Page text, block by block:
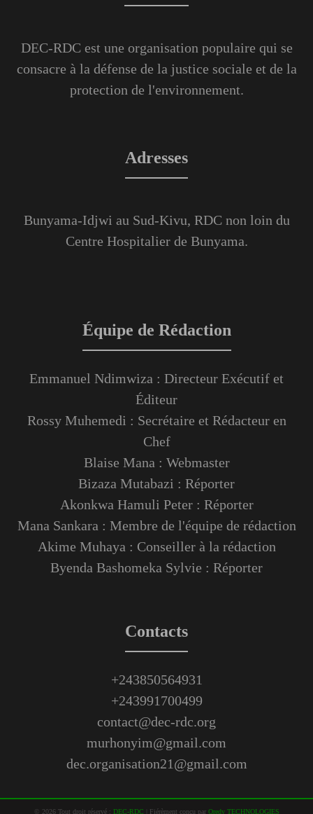
DEC-RDC est une organisation populaire qui se
consacre à la défense de la justice sociale et de la
protection de l'environnement.
Adresses
Bunyama-Idjwi au Sud-Kivu, RDC non loin du
Centre Hospitalier de Bunyama.
Équipe de Rédaction
Emmanuel Ndimwiza : Directeur Exécutif et
Éditeur
Rossy Muhemedi : Secrétaire et Rédacteur en
Chef
Blaise Mana : Webmaster
Bizaza Mutabazi : Réporter
Akonkwa Hamuli Peter : Réporter
Mana Sankara : Membre de l'équipe de rédaction
Akime Muhaya : Conseiller à la rédaction
Byenda Bashomeka Sylvie : Réporter
Contacts
+243850564931
+243991700499
contact@dec-rdc.org
murhonyim@gmail.com
dec.organisation21@gmail.com
© 2026Tout droit réservé : DEC-RDC Fiérèment conçu par Oredy TECHNOLOGIES